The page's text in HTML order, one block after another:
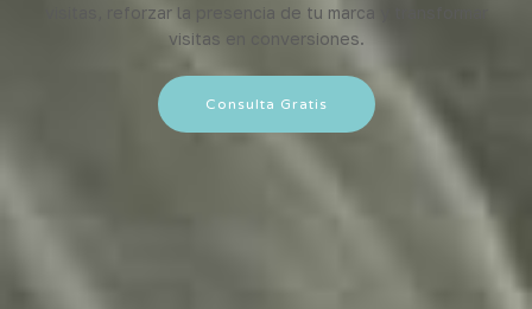
visitas, reforzar la presencia de tu marca y transformar
visitas en conversiones.
Consulta Gratis